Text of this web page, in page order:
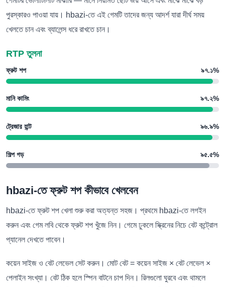
পুরস্কারও পাওয়া যায়। hbazi-তে এই গেমটি তাদের জন্য আদর্শ যারা দীর্ঘ সময়
খেলতে চান এবং ব্যালেন্স ধরে রাখতে চান।
RTP তুলনা
ফ্রুট শপ ৯৭.১%
মানি কামিং ৯৭.২%
ট্রেজার হান্ট ৯৬.৯%
শিল্প গড় ৯৫.৫%
hbazi-তে ফ্রুট শপ কীভাবে খেলবেন
hbazi-তে ফ্রুট শপ খেলা শুরু করা অত্যন্ত সহজ। প্রথমে hbazi-তে লগইন
করুন এবং গেম লবি থেকে ফ্রুট শপ খুঁজে নিন। গেমে ঢুকলে স্ক্রিনের নিচে বেট কন্ট্রোল
প্যানেল দেখতে পাবেন।
কয়েন সাইজ ও বেট লেভেল সেট করুন। মোট বেট = কয়েন সাইজ × বেট লেভেল ×
পেলাইন সংখ্যা। বেট ঠিক হলে স্পিন বাটনে চাপ দিন। রিলগুলো ঘুরবে এবং থামলে